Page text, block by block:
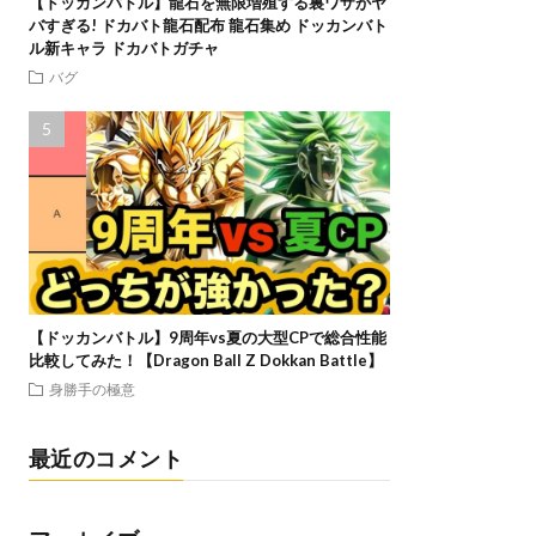
バすぎる! ドカバト龍石配布 龍石集め ドッカンバト
ル新キャラ ドカバトガチャ
バグ
【ドッカンバトル】9周年vs夏の大型CPで総合性能
比較してみた！【Dragon Ball Z Dokkan Battle】
身勝手の極意
最近のコメント